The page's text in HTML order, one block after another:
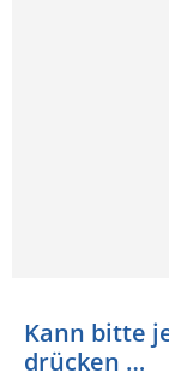
Kann bitte
drücken …